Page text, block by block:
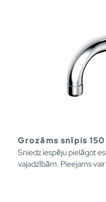
Grozāms snīpis 150
Sniedz iespēju pielāgot
vajadzībām. Pieejams